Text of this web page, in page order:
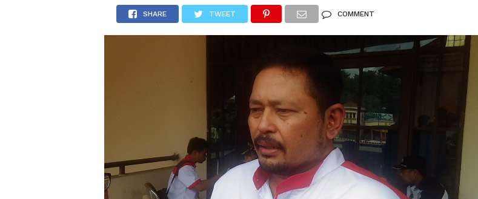
SHARE TWEET COMMENT